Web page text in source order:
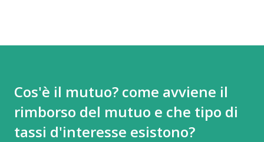
Cos'è il mutuo? come avviene il
rimborso del mutuo e che tipo di
tassi d'interesse esistono?